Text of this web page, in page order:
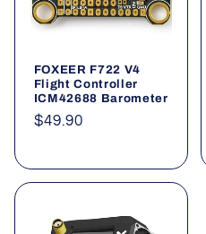
FOXEER F722 V4
Flight Controller
ICM42688 Barometer
Normaler
$49.90